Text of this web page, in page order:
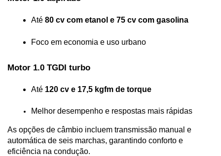
Até 80 cv com etanol e 75 cv com gasolina
Foco em economia e uso urbano
Motor 1.0 TGDI turbo
Até 120 cv e 17,5 kgfm de torque
Melhor desempenho e respostas mais rápidas
As opções de câmbio incluem transmissão manual e
automática de seis marchas, garantindo conforto e
eficiência na condução.